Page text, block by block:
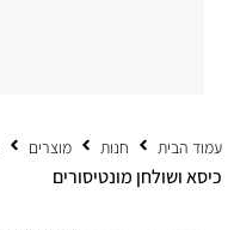
עמוד הבית חנות מוצרים
כיסא ושולחן מונטיסורים